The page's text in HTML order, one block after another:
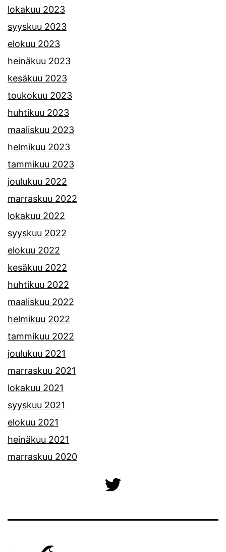
lokakuu 2023
syyskuu 2023
elokuu 2023
heinäkuu 2023
kesäkuu 2023
toukokuu 2023
huhtikuu 2023
maaliskuu 2023
helmikuu 2023
tammikuu 2023
joulukuu 2022
marraskuu 2022
lokakuu 2022
syyskuu 2022
elokuu 2022
kesäkuu 2022
huhtikuu 2022
maaliskuu 2022
helmikuu 2022
tammikuu 2022
joulukuu 2021
marraskuu 2021
lokakuu 2021
syyskuu 2021
elokuu 2021
heinäkuu 2021
marraskuu 2020